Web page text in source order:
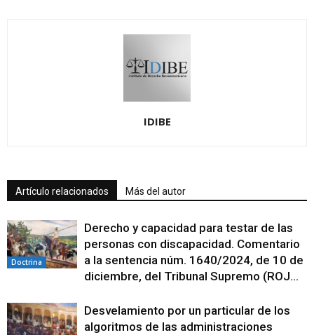
IDIBE
Artículo relacionados Más del autor
Doctrina
Derecho y capacidad para testar de las
personas con discapacidad. Comentario
a la sentencia núm. 1640/2024, de 10 de
diciembre, del Tribunal Supremo (ROJ...
Desvelamiento por un particular de los
algoritmos de las administraciones